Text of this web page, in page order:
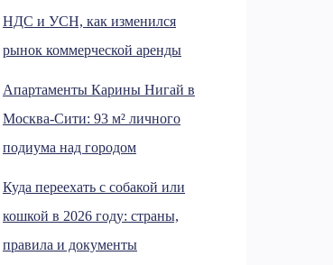
НДС и УСН, как изменился
рынок коммерческой аренды
Апартаменты Карины Нигай в
Москва-Сити: 93 м² личного
подиума над городом
Куда переехать с собакой или
кошкой в 2026 году: страны,
правила и документы